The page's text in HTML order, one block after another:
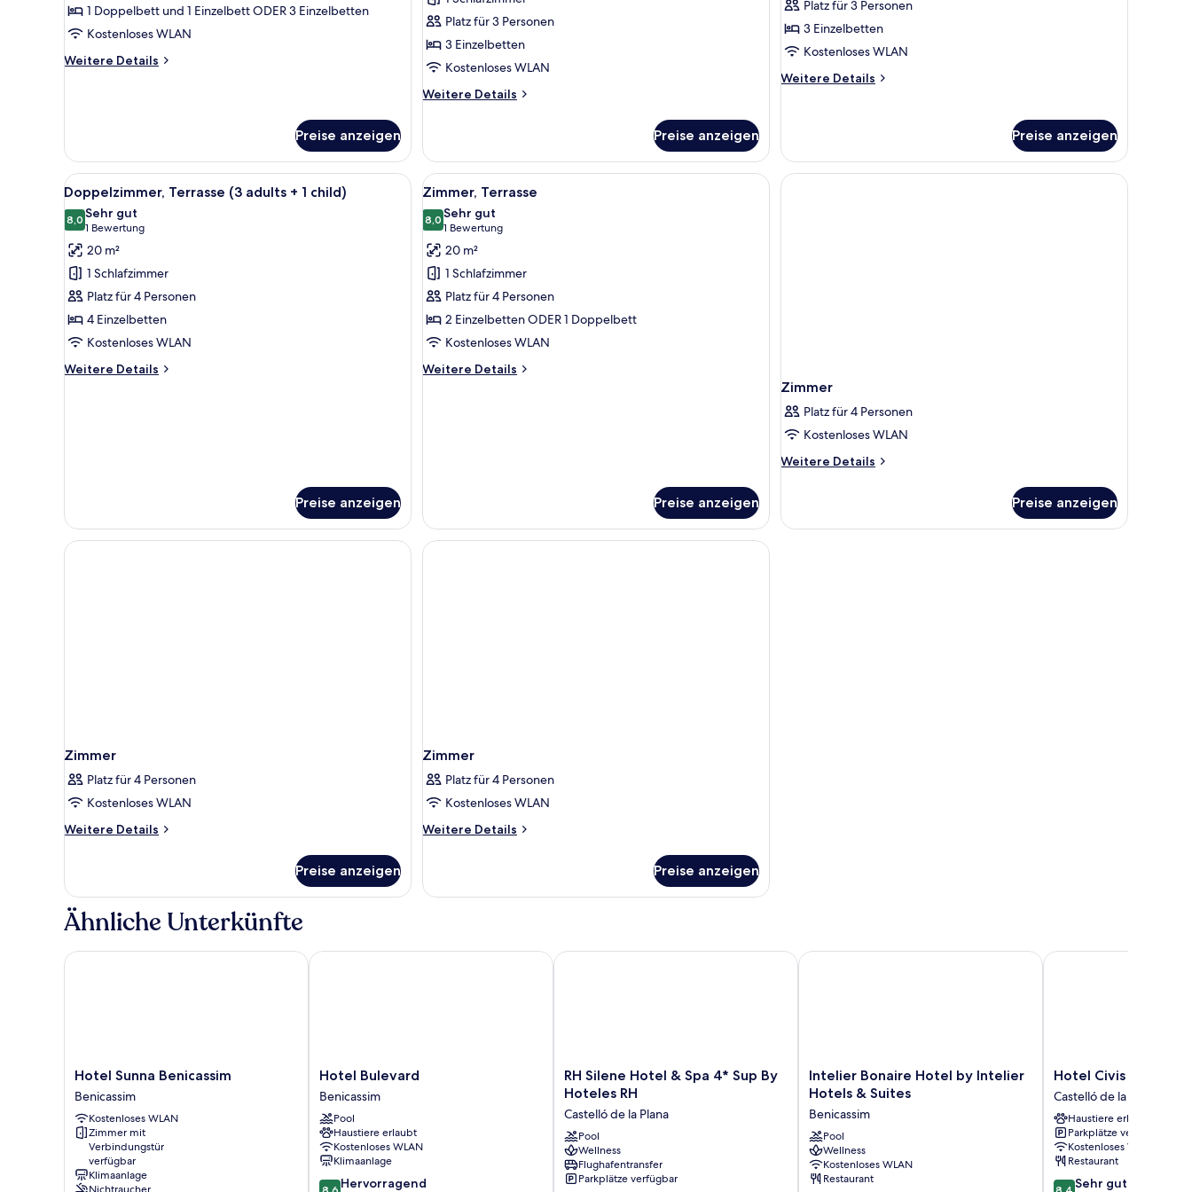
Poolblick
(3
anzeigen
1 Doppelbett und 1 Einzelbett ODER 3 Einzelbetten
Kostenloses WLAN
Weitere Details
Weitere
(3
adults)
Preise anzeigen
(2
adults
+
1
child)
Platz für 3 Personen
3 Einzelbetten
Kostenloses WLAN
Weitere Details
Weitere
Terrasse
(2
adults
1
child)
Preise anzeigen
Poolblick
(2
adults
+
1
Platz für 3 Personen
3 Einzelbetten
Kostenloses WLAN
Weitere Details
Weitere
Poolblick
(2
adults
Preise anzeigen
Alle
Fotos
für
Doppelzimmer,
Terrasse
(3
adults
+
1
child)
Ein Hotelzimmer mit zwei Betten, einem Schreibtisch, einem Fernseher und einem Fenster mit Vorhängen.
5
Doppelzimmer, Terrasse (3 adults + 1 child)
8,08,0 von 10
Sehr gut
1 Bewertung
(1
Bewertung)
20 m²
1 Schlafzimmer
Platz für 4 Personen
4 Einzelbetten
Kostenloses WLAN
Weitere Details
Weitere
Preise anzeigen
Alle
Fotos
für
Zimmer,
Terrasse
anzeigen
Ein Hotelzimmer mit zwei Betten, einem Abendsonnen-Gemälde und einer Klimaanlage.
4
Zimmer, Terrasse
8,08,0 von 10
Sehr gut
1 Bewertung
(1
Bewertung)
20 m²
1 Schlafzimmer
Platz für 4 Personen
2 Einzelbetten ODER 1 Doppelbett
Kostenloses WLAN
Weitere Details
Weitere
Preise anzeigen
Zimmer
Platz für 4 Personen
Kostenloses WLAN
Weitere Details
Weitere
Preise anzeigen
Zimmer
Platz für 4 Personen
Kostenloses WLAN
Weitere Details
Weitere
Preise anzeigen
Zimmer
Platz für 4 Personen
Kostenloses WLAN
Weitere Details
Weitere
Preise anzeigen
Ähnliche Unterkünfte
Hotel
Sunna
Benicassim
Benicassim
Hotel Sunna Benicassim
Benicassim
Kostenloses WLAN
Zimmer mit
Verbindungstür
verfügbar
Klimaanlage
Hotel Sunna Benicassim
Hotel
Bulevard
Benicassim
Hotel Bulevard
Benicassim
Pool
Haustiere erlaubt
Kostenloses WLAN
Klimaanlage
8.6 Hervorragend
Hotel Bulevard
RH
Silene
&
Spa
4*
Sup
By
RH Silene Hotel & Spa 4* Sup By
Hoteles RH
Castelló de la Plana
Pool
Wellness
Flughafentransfer
Parkplätze verfügbar
RH Silene Hotel & Spa 4* Sup By Hoteles RH
Intelier
Bonaire
by
Intelier
Hotels
&
Suites
Intelier Bonaire Hotel by Intelier
Hotels & Suites
Benicassim
Pool
Wellness
Kostenloses WLAN
Restaurant
Intelier Bonaire Hotel by Intelier Hotels & Suites
Hotel
Civis
Jaime
I
Castelló
de
la
Plana
Hotel Civis Jaime I
Castelló de la Plana
Haustiere erlaubt
Parkplätze verfügbar
Kostenloses WLAN
Restaurant
8.4 Sehr gut
Hotel Civis Jaime I